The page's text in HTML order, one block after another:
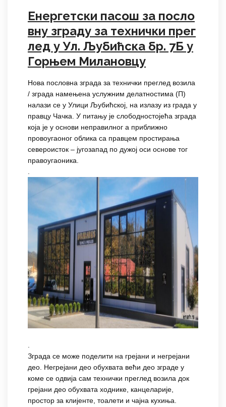
Енергетски пасош за посло
вну зграду за технички прег
лед у Ул. Љубићска бр. 7Б у
Горњем Милановцу
Нова пословна зграда за технички преглед возила
/ зграда намењена услужним делатностима (П)
налази се у Улици Љубићској, на излазу из града у
правцу Чачка. У питању је слободностојећа зграда
која је у основи неправилног а приближно
провоугаоног облика са правцем простирања
североисток – југозапад по дужој оси основе тог
правоугаоника.
.
.
Зграда се може поделити на грејани и негрејани
део. Негрејани део обухвата већи део зграде у
коме се одвија сам технички преглед возила док
грејани део обухвата ходнике, канцеларије,
простор за клијенте, тоалети и чајна кухиња.